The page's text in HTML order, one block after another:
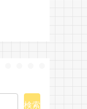
検索